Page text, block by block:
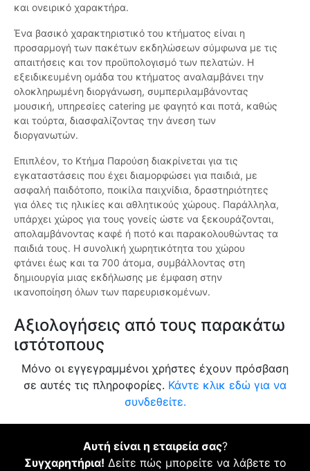
και ονειρικό χαρακτήρα.
Ένα βασικό χαρακτηριστικό του κτήματος είναι η
προσαρμογή των πακέτων εκδηλώσεων σύμφωνα με τις
απαιτήσεις και τον προϋπολογισμό των πελατών. Η
εξειδικευμένη ομάδα του κτήματος αναλαμβάνει την
ολοκληρωμένη διοργάνωση, συμπεριλαμβάνοντας
μουσική, υπηρεσίες catering με φαγητό και ποτά, καθώς
και τούρτα, διασφαλίζοντας την άνεση των
διοργανωτών.
Επιπλέον, το Κτήμα Παρούση διακρίνεται για τις
εγκαταστάσεις που έχει διαμορφώσει για παιδιά, με
ασφαλή παιδότοπο, ποικίλα παιχνίδια, δραστηριότητες
για όλες τις ηλικίες και αθλητικούς χώρους. Παράλληλα,
υπάρχει χώρος για τους γονείς ώστε να ξεκουράζονται,
απολαμβάνοντας καφέ ή ποτό και παρακολουθώντας τα
παιδιά τους. Η συνολική χωρητικότητα του χώρου
φτάνει έως και τα 700 άτομα, συμβάλλοντας στη
δημιουργία μιας εκδήλωσης με έμφαση στην
ικανοποίηση όλων των παρευρισκομένων.
Αξιολογήσεις από τους παρακάτω
ιστότοπους
Μόνο οι εγγεγραμμένοι χρήστες έχουν πρόσβαση
σε αυτές τις πληροφορίες. Κάντε κλικ εδώ για να
συνδεθείτε.
Αυτή είναι η εταιρεία σας?
Συγχαρητήρια! Δείτε πώς μπορείτε να λάβετε το